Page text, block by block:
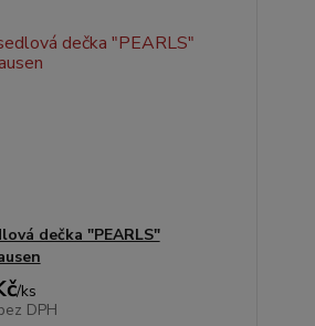
dečka "PEARLS"
/ks
DPH